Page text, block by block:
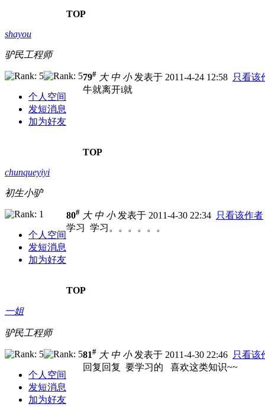
TOP
shayou
驴民工程师
个人空间
发短消息
加为好友
79# 大 中 小发表于 2011-4-24 12:58 只看该
牛就离开i就
TOP
chunqueyiyi
初生小驴
个人空间
发短消息
加为好友
80# 大 中 小发表于 2011-4-30 22:34 只看该作者
学习 学习。。。。。。
TOP
一姐
驴民工程师
个人空间
发短消息
加为好友
81# 大 中 小发表于 2011-4-30 22:46 只看该
回复回复 要学习的 喜欢这类知识~~